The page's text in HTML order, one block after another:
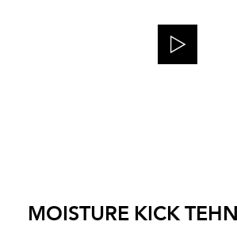
MOISTURE KICK